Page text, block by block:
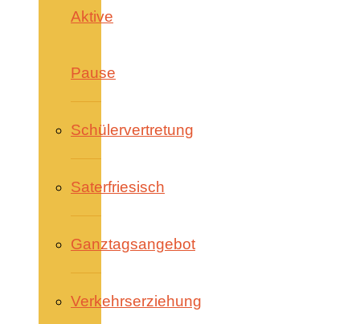
Aktive
Pause
Schülervertretung
Saterfriesisch
Ganztagsangebot
Verkehrserziehung